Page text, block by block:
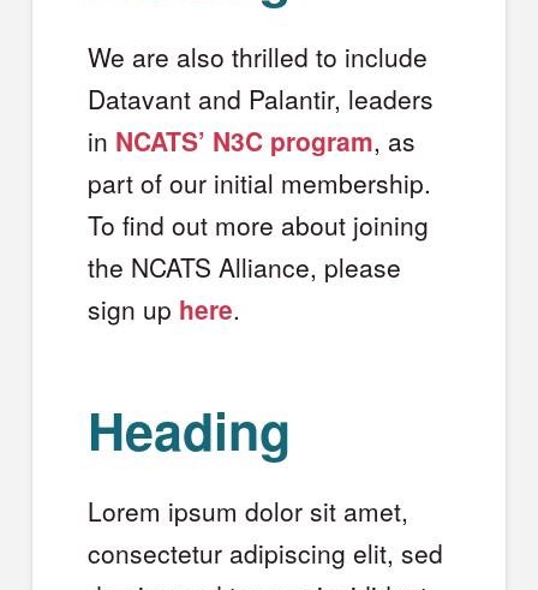
We are also thrilled to include
Datavant and Palantir, leaders
in NCATS’ N3C program, as
part of our initial membership.
To find out more about joining
the NCATS Alliance, please
sign up here.
Heading
Lorem ipsum dolor sit amet,
consectetur adipiscing elit, sed